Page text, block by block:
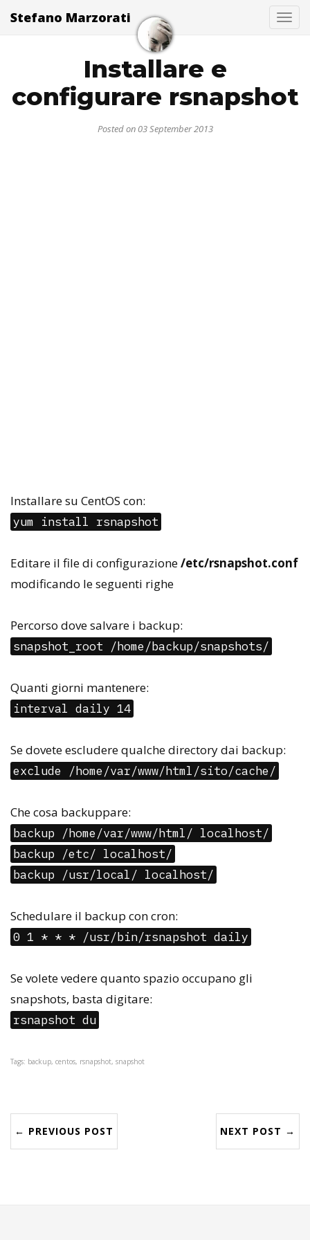
Stefano Marzorati
Installare e
configurare rsnapshot
Posted on 03 September 2013
Installare su CentOS con:
yum install rsnapshot
Editare il file di configurazione/etc/rsnapshot.conf
modificando le seguenti righe
Percorso dove salvare i backup:
snapshot_root /home/backup/snapshots/
Quanti giorni mantenere:
interval daily 14
Se dovete escludere qualche directory dai backup:
exclude /home/var/www/html/sito/cache/
Che cosa backuppare:
backup /home/var/www/html/ localhost/
backup /etc/ localhost/
backup /usr/local/ localhost/
Schedulare il backup con cron:
0 1 * * * /usr/bin/rsnapshot daily
Se volete vedere quanto spazio occupano gli
snapshots, basta digitare:
rsnapshot du
Tags: backup, centos, rsnapshot, snapshot
← PREVIOUS POST NEXT POST →